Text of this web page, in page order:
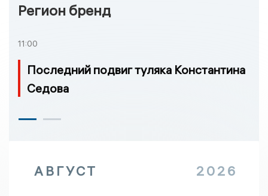
Регион бренд
11:00
Последний подвиг туляка Константина
Седова
АВГУСТ 2026